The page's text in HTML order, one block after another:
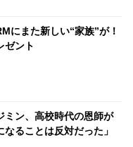
にまた新しい“家族”が！
ゼント
ミン、高校時代の恩師が
ることは反対だった」